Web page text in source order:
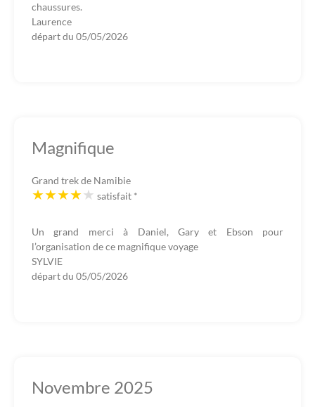
chaussures.
Laurence
départ du 05/05/2026
Magnifique
Grand trek de Namibie
satisfait *
Un grand merci à Daniel, Gary et Ebson pour
l’organisation de ce magnifique voyage
SYLVIE
départ du 05/05/2026
Novembre 2025